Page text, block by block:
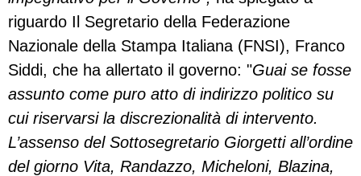
riguardo Il Segretario della Federazione
Nazionale della Stampa Italiana (FNSI), Franco
Siddi, che ha allertato il governo: "Guai se fosse
assunto come puro atto di indirizzo politico su
cui riservarsi la discrezionalità di intervento.
L’assenso del Sottosegretario Giorgetti all’ordine
del giorno Vita, Randazzo, Micheloni, Blazina,